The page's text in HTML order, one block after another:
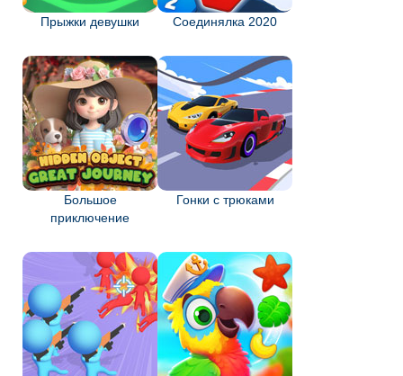
Прыжки девушки Соединялка 2020
Большое
приключение
Гонки с трюками